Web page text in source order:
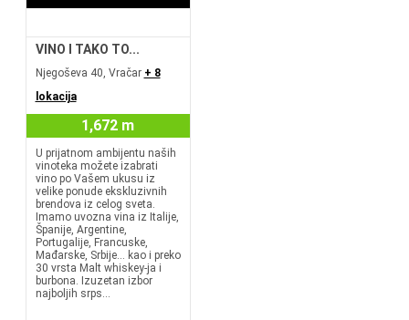
VINO I TAKO TO...
Njegoševa 40, Vračar + 8
lokacija
1,672 m
U prijatnom ambijentu naših
vinoteka možete izabrati
vino po Vašem ukusu iz
velike ponude ekskluzivnih
brendova iz celog sveta.
Imamo uvozna vina iz Italije,
Španije, Argentine,
Portugalije, Francuske,
Mađarske, Srbije... kao i preko
30 vrsta Malt whiskey-ja i
burbona. Izuzetan izbor
najboljih srps...